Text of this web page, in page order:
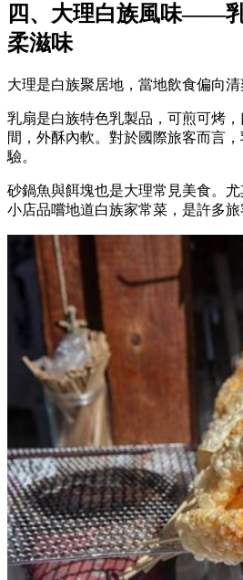
四、大理白族風味——
柔滋味
大理是白族聚居地，當地飲食偏向清
乳扇是白族特色乳製品，可煎可烤
間，外酥內軟。對於國際旅客而言
驗。
砂鍋魚與餌塊也是大理常見美食。
小店品嚐地道白族家常菜，是許多旅